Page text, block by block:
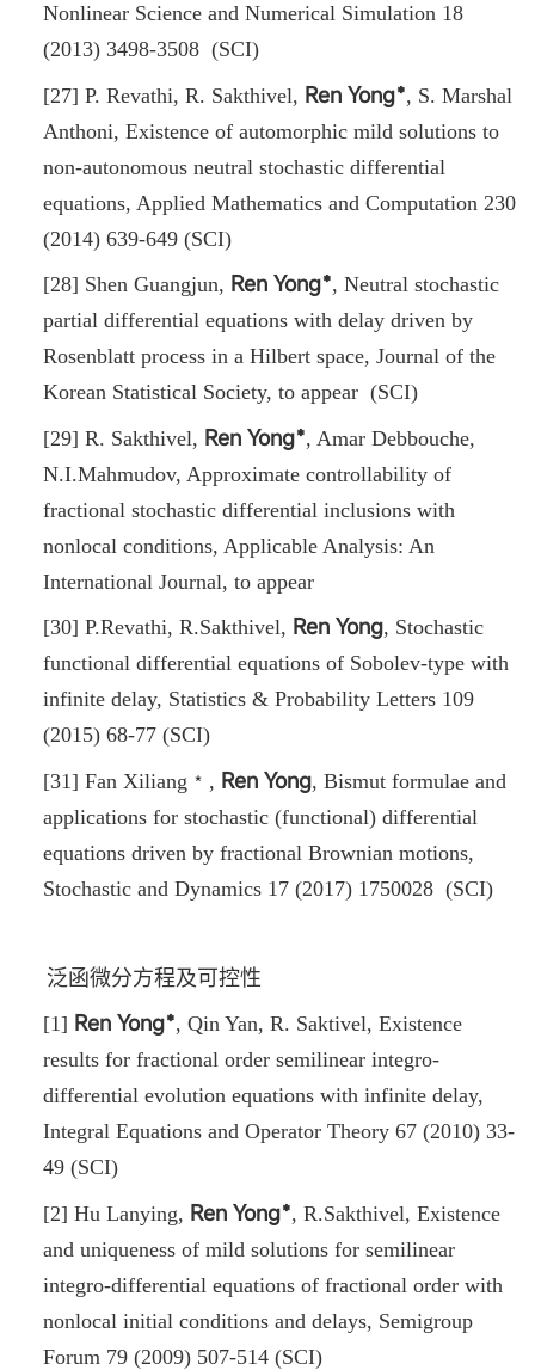
Nonlinear Science and Numerical Simulation 18
(2013) 3498-3508 (SCI)
[27] P. Revathi, R. Sakthivel, Ren Yong﹡, S. Marshal
Anthoni, Existence of automorphic mild solutions to
non-autonomous neutral stochastic differential
equations, Applied Mathematics and Computation 230
(2014) 639-649 (SCI)
[28] Shen Guangjun, Ren Yong﹡, Neutral stochastic
partial differential equations with delay driven by
Rosenblatt process in a Hilbert space, Journal of the
Korean Statistical Society, to appear (SCI)
[29] R. Sakthivel, Ren Yong﹡, Amar Debbouche,
N.I.Mahmudov, Approximate controllability of
fractional stochastic differential inclusions with
nonlocal conditions, Applicable Analysis: An
International Journal, to appear
[30] P.Revathi, R.Sakthivel, Ren Yong, Stochastic
functional differential equations of Sobolev-type with
infinite delay, Statistics & Probability Letters 109
(2015) 68-77 (SCI)
[31] Fan Xiliang﹡ , Ren Yong, Bismut formulae and
applications for stochastic (functional) differential
equations driven by fractional Brownian motions,
Stochastic and Dynamics 17 (2017) 1750028 (SCI)
泛函微分方程及可控性
[1] Ren Yong﹡, Qin Yan, R. Saktivel, Existence
results for fractional order semilinear integro-
differential evolution equations with infinite delay,
Integral Equations and Operator Theory 67 (2010) 33-
49 (SCI)
[2] Hu Lanying, Ren Yong﹡, R.Sakthivel, Existence
and uniqueness of mild solutions for semilinear
integro-differential equations of fractional order with
nonlocal initial conditions and delays, Semigroup
Forum 79 (2009) 507-514 (SCI)